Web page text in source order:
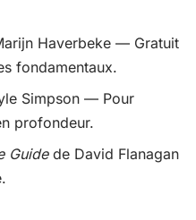
Haverbeke — Gratuit
fondamentaux.
Simpson — Pour
profondeur.
Guidede David Flanagan